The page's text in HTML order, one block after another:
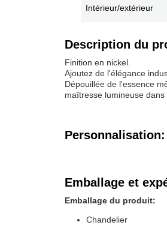
Intérieur/extérieur
Description du
Finition en nickel.
Ajoutez de l'élégance
Dépouillée de l'essence
maîtresse lumineuse
Personnalisation:
Emballage et
Emballage du produit:
Chandelier